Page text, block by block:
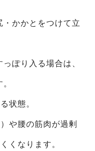
かかとをつけて立
ぽり入る場合は、
状態。
や腰の筋肉が過剰
くなります。